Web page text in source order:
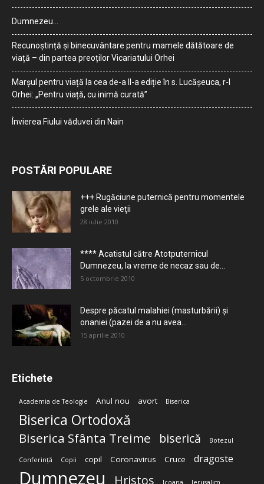
Dumnezeu…
Recunoștință și binecuvântare pentru mamele dătătoare de
viață – din partea preoților Vicariatului Orhei
Marșul pentru viață la cea de-a II-a ediție în s. Lucășeuca, r-l
Orhei: „Pentru viață, cu inimă curată”
Învierea Fiului văduvei din Nain
POSTĂRI POPULARE
+++ Rugăciune puternică pentru momentele
grele ale vieţii
28 iulie 2010
**** Acatistul către Atotputernicul
Dumnezeu, la vreme de necaz sau de...
5 octombrie 2010
Despre păcatul malahiei (masturbării) şi
onaniei (pazei de a nu avea...
15 aprilie 2010
Etichete
Academia de Teologie Anul nou avort Biserica
Biserica Ortodoxă
Biserica Sfânta Treime biserică Botezul
Conferință Copii copil Coronavirus Cruce dragoste
Dumnezeu Hristos